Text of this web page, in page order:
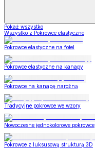
Pokaż wszystko
Wszystko z Pokrowce elastyczne
Pokrowce elastyczne na fotel
Pokrowce elastyczne na kanapy
Pokrowce na kanapę narożną
Tradycyjne pokrowce we wzory
Nowoczesne jednokolorowe pokrowce
Pokrowce z luksusową strukturą 3D